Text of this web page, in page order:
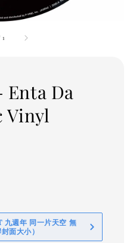
1
Enta Da
Vinyl
九週年 同一片天空 無
面大小）